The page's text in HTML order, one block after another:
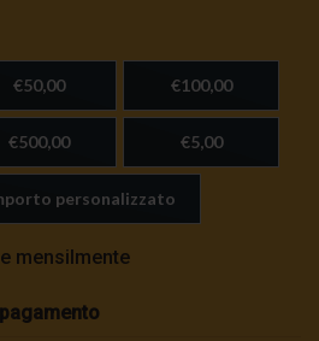
€50,00 €100,00
€500,00 €5,00
personalizzato
mensilmente